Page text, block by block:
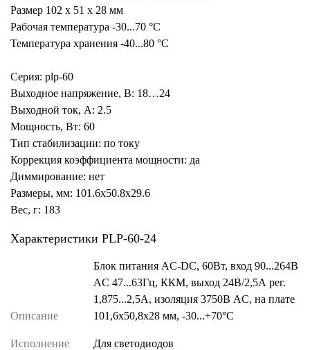
Размер 102 x 51 x 28 мм
Рабочая температура -30...70 °C
Температура хранения -40...80 °C
Серия: plp-60
Выходное напряжение, В: 18…24
Выходной ток, А: 2.5
Мощность, Вт: 60
Тип стабилизации: по току
Коррекция коэффициента мощности: да
Диммирование: нет
Размеры, мм: 101.6x50.8x29.6
Вес, г: 183
Характеристики PLP-60-24
Описание
Блок питания AC-DC, 60Вт, вход 90...264В
AC 47...63Гц, ККМ, выход 24В/2,5А рег.
1,875...2,5А, изоляция 3750В AC, на плате
101,6х50,8х28 мм, -30...+70°С
Исполнение Для светодиодов